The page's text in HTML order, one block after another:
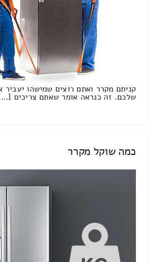
קניתם מקרר ואתם רוצים שמישהו יעביר
שלכם. זה כנראה אומר שאתם צריכים
כמה שוקל מקרר